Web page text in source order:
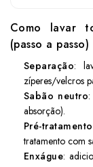
Como lavar
(passo a passo)
Separação:
zíperes/velcros
Sabão neutro
absorção).
Pré-tratamento
tratamento com
Enxágue: